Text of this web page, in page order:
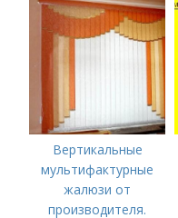
Вертикальные
мультифактурные
жалюзи от
производителя.